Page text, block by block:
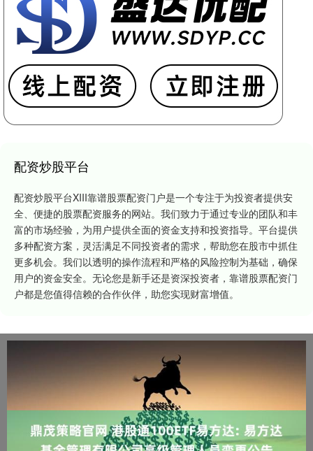
配资炒股平台
配资炒股平台XIII靠谱股票配资门户是一个专注于为投资者提供安
全、便捷的股票配资服务的网站。我们致力于通过专业的团队和丰
富的市场经验，为用户提供全面的资金支持和投资指导。平台提供
多种配资方案，灵活满足不同投资者的需求，帮助您在股市中抓住
更多机会。我们以透明的操作流程和严格的风险控制为基础，确保
用户的资金安全。无论您是新手还是资深投资者，靠谱股票配资门
户都是您值得信赖的合作伙伴，助您实现财富增值。